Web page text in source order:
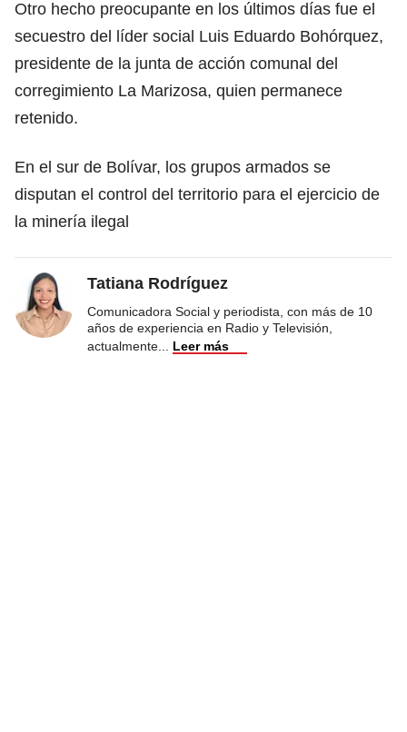
Otro hecho preocupante en los últimos días fue el
secuestro del líder social Luis Eduardo Bohórquez,
presidente de la junta de acción comunal del
corregimiento La Marizosa, quien permanece
retenido.
En el sur de Bolívar, los grupos armados se
disputan el control del territorio para el ejercicio de
la minería ilegal
Tatiana Rodríguez
Comunicadora Social y periodista, con más de 10
años de experiencia en Radio y Televisión,
actualmente
Leer más